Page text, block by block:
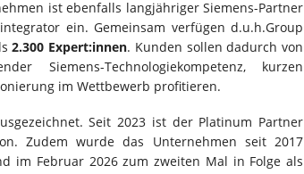
ist ebenfalls langjähriger Siemens-Partner
ein. Gemeinsam verfügen d.u.h.Group
2.300 Expert:innen. Kunden sollen dadurch von
Siemens-Technologiekompetenz, kurzen
im Wettbewerb profitieren.
Seit 2023 ist der Platinum Partner
Zudem wurde das Unternehmen seit 2017
im Februar 2026 zum zweiten Mal in Folge als